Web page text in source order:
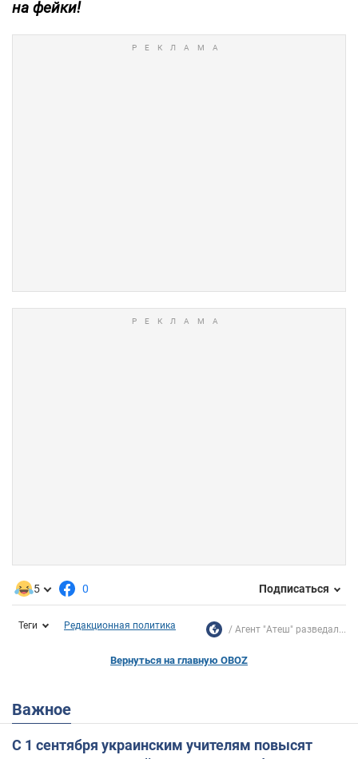
на фейки!
5 0 Подписаться
Теги Редакционная политика Агент "Атеш" разведал...
Вернуться на главную OBOZ
Важное
С 1 сентября украинским учителям повысят